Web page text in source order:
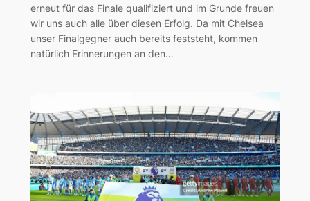
erneut für das Finale qualifiziert und im Grunde freuen
wir uns auch alle über diesen Erfolg. Da mit Chelsea
unser Finalgegner auch bereits feststeht, kommen
natürlich Erinnerungen an den…